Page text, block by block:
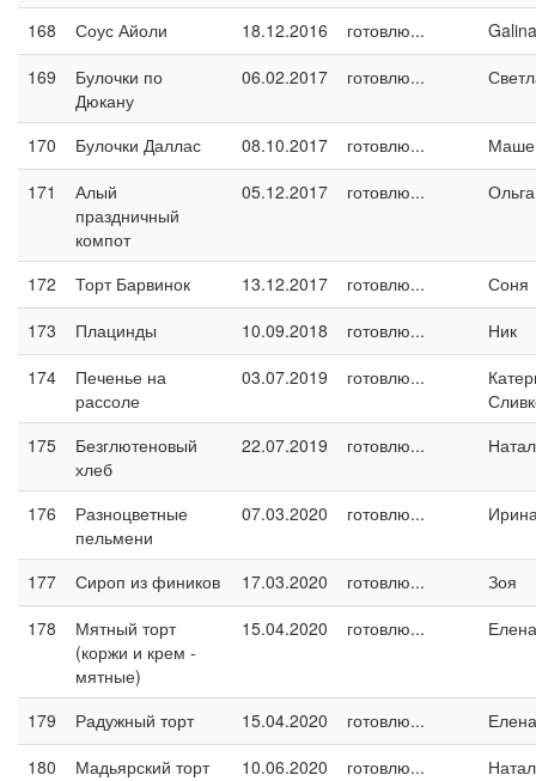
168
Соус Айоли 18.12.2016 готовлю...
169
Булочки по
Дюкану
06.02.2017 готовлю...
170 Булочки Даллас 08.10.2017 готовлю...
171
Алый
праздничный
компот
05.12.2017 готовлю...
172 Торт Барвинок 13.12.2017 готовлю...
Соня
173
Плацинды 10.09.2018 готовлю...
Ник
174
Печенье на
рассоле
03.07.2019 готовлю...
175
Безглютеновый
хлеб
22.07.2019 готовлю...
176
Разноцветные
пельмени
07.03.2020 готовлю...
177 Сироп из фиников 17.03.2020 готовлю...
Зоя
178
Мятный торт
(коржи и крем -
мятные)
15.04.2020 готовлю...
179 Радужный торт 15.04.2020 готовлю...
180
Мадьярский торт 10.06.2020 готовлю...